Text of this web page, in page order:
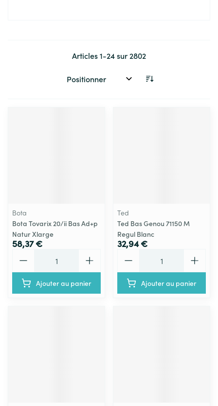
Articles1-24sur 2802
Trier par:
Bota
Bota Tovarix 20/ii Bas Ad+p
Natur Xlarge
58,37 €
Ajouter au panier
Ted
Ted Bas Genou 71150 M
Regul Blanc
32,94 €
Ajouter au panier